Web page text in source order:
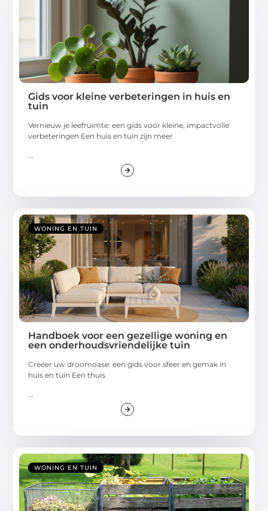
Gids voor kleine verbeteringen in huis en
tuin
Vernieuw je leefruimte: een gids voor kleine, impactvolle
verbeteringen Een huis en tuin zijn meer
...
WONING EN TUIN
Handboek voor een gezellige woning en
een onderhoudsvriendelijke tuin
Creëer uw droomoase: een gids voor sfeer en gemak in
huis en tuin Een thuis
...
WONING EN TUIN